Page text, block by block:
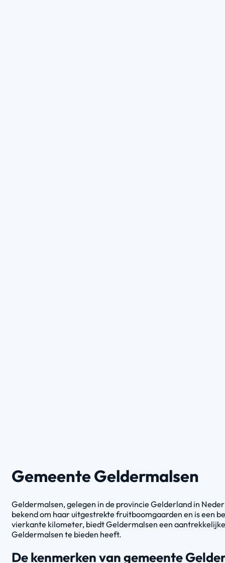
Gemeente Geldermalsen
Geldermalsen, gelegen in de provincie Gelderland in
bekend om haar uitgestrekte fruitboomgaarden en is een
vierkante kilometer, biedt Geldermalsen een
Geldermalsen te bieden heeft.
De kenmerken van gemeente